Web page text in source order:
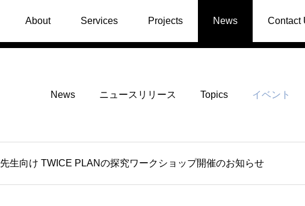
About Services Projects News Contact
News ニュースリリース Topics イベント
先生向け TWICE PLANの探究ワークショップ開催のお知らせ